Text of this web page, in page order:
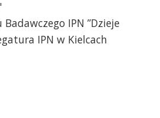
IPN ”Dzieje
IPN w Kielcach